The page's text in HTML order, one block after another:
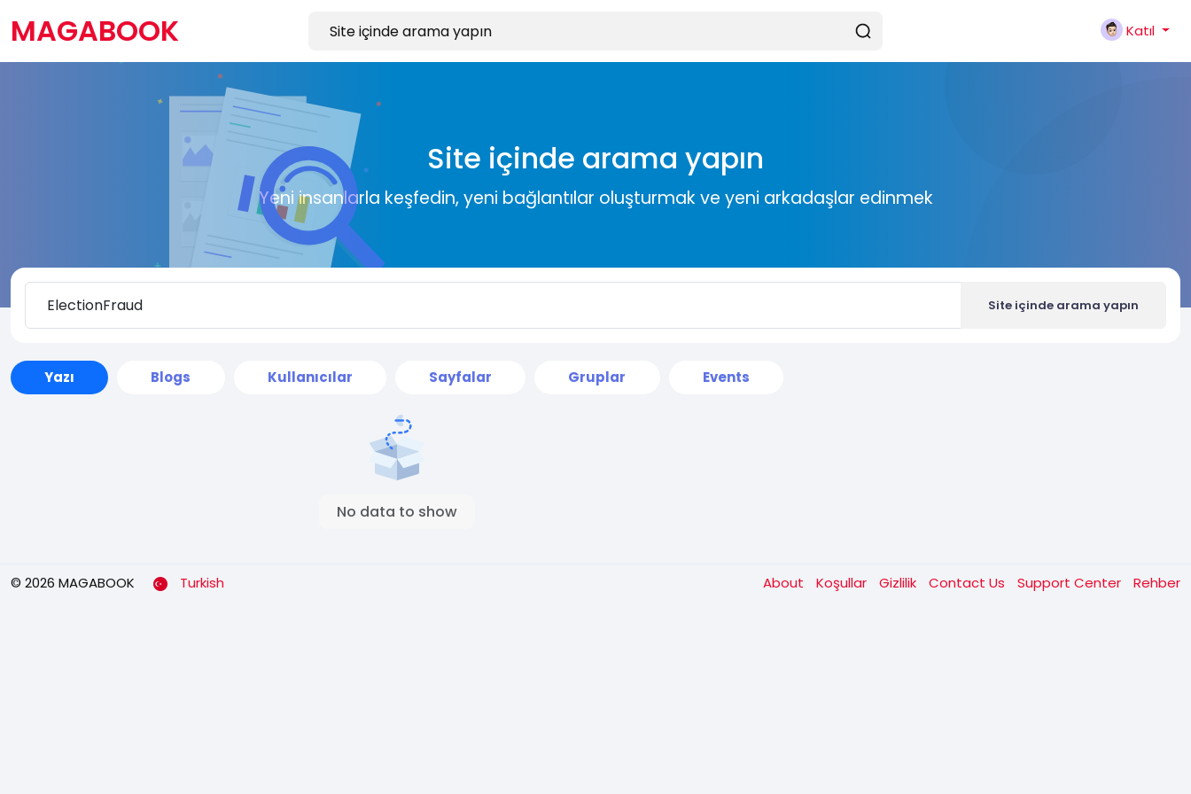
MAGABOOK Katıl
Site içinde arama yapın
Yeni insanlarla keşfedin, yeni bağlantılar oluşturmak ve yeni arkadaşlar edinmek
Site içinde arama yapın
Yazı Blogs Kullanıcılar Sayfalar Gruplar Events
No data to show
© 2026 MAGABOOK Turkish About Koşullar Gizlilik Contact Us Support Center Rehber